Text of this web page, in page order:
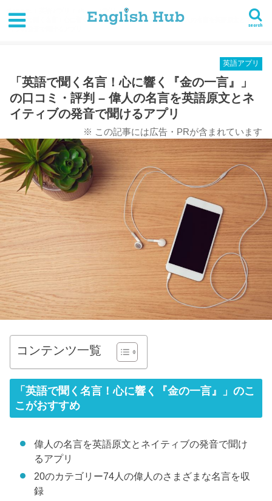
search
iPhoneアプリ
「英語で聞く名言！心に響く『金の一言』」の口コミ・評判 - 偉人の名言を英語原文とネイテ
ィブの発音で聞けるアプリ
英語アプリ
「英語で聞く名言！心に響く『金の一言』」
の口コミ・評判 – 偉人の名言を英語原文とネ
イティブの発音で聞けるアプリ
※ この記事には広告・PRが含まれています
コンテンツ一覧
「英語で聞く名言！心に響く『金の一言』」のこ
こがおすすめ
偉人の名言を英語原文とネイティブの発音で聞け
るアプリ
20のカテゴリー74人の偉人のさまざまな名言を収
録